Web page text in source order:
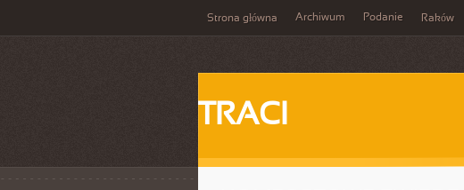
Strona główna Archiwum Podanie Raków
TRACI